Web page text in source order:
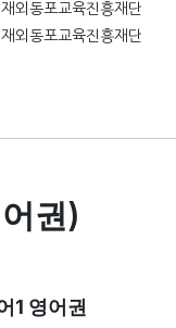
재외동포교육진흥재단
재외동포교육진흥재단
권)
1 영어권